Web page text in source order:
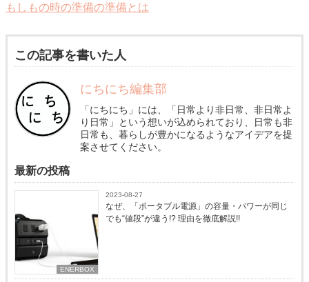
もしもの時の準備の準備とは
この記事を書いた人
にちにち編集部
「にちにち」には、「日常より非日常、非日常よ
り日常」という想いが込められており、日常も非
日常も、暮らしが豊かになるようなアイデアを提
案させてください。
最新の投稿
ENERBOX
2023-08-27
なぜ、「ポータブル電源」の容量・パワーが同じ
でも“値段”が違う!? 理由を徹底解説!!